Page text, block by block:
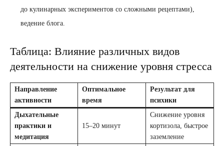
до кулинарных экспериментов со сложными рецептами),
ведение блога.
Таблица: Влияние различных видов
деятельности на снижение уровня стресса
Направление
активности
Оптимальное
время
Результат для
психики
Дыхательные
практики и
медитация
15–20 минут
Снижение уровня
кортизола, быстрое
заземление